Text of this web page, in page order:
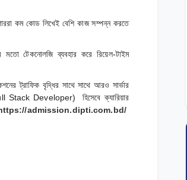
কম কোড লিখেই বেশি কাজ সম্পন্ন করতে
টেকনোলজি ব্যবহার করে রিয়েল-টাইম
ট্রাফিক বৃদ্ধির সাথে সাথে আরও সার্ভার
Stack Developer) হিসেবে ক্যারিয়ার
admission.dipti.com.bd/